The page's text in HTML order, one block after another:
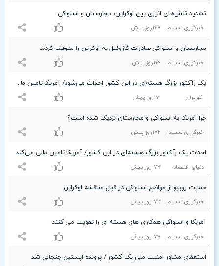
تشدید تنش‌های انرژی بین اوکراین، مجارستان و اسلواکی
خبرگزاری تسنیم ۱۶۷ روز پیش
مجارستان و اسلواکی صادرات گازوئیل به اوکراین را متوقف کردند
خبرگزاری تسنیم ۱۶٩ روز پیش
یک رآکتور بزرگ هسته‌ای در این کشور احداث می‌شود/ آمریکا تامین مالی می‌کند
اکوایران ۱۷۱ روز پیش
چرا آمریکا به اسلواکی و مجارستان نزدیک شده است؟
خبرگزاری تسنیم ۱۷۲ روز پیش
احداث یک رآکتور بزرگ هسته‌ای در این کشور/ آمریکا تامین مالی می‌کند
دنیای اقتصاد ۱۷٣ روز پیش
حمایت روبیو از مواضع اسلواکی در قبال مناقشه اوکراین
خبرگزاری تسنیم ۱۷٣ روز پیش
آمریکا و اسلواکی همکاری های هسته ای را تقویت می کنند
خبرگزاری تسنیم ۱۷۴ روز پیش
استعفای مشاور امنیت ملی یک کشور / پرونده اپستین جنجالی شد